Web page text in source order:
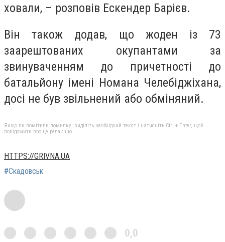
ховали, – розповів Ескендер Барієв.
Він також додав, що жоден із 73
заарештованих окупантами за
звинуваченням до причетності до
батальйону імені Номана Челебіджіхана,
досі не був звільнений або обміняний.
Якщо ви помітили помилку, виділіть необхідний текст і натисніть Ctrl + Enter, щоб
повідомити про це редакцію
HTTPS://GRIVNA.UA
#Скадовськ
0,0